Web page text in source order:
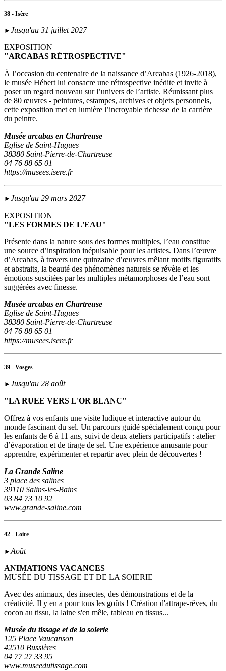
38 - Isère
► Jusqu'au 31 juillet 2027
EXPOSITION
"ARCABAS RÉTROSPECTIVE"
À l’occasion du centenaire de la naissance d’Arcabas (1926-2018),
le musée Hébert lui consacre une rétrospective inédite et invite à
poser un regard nouveau sur l’univers de l’artiste. Réunissant plus
de 80 œuvres - peintures, estampes, archives et objets personnels,
cette exposition met en lumière l’incroyable richesse de la carrière
du peintre.
Musée arcabas en Chartreuse
Eglise de Saint-Hugues
38380 Saint-Pierre-de-Chartreuse
04 76 88 65 01
https://musees.isere.fr
► Jusqu'au 29 mars 2027
EXPOSITION
"LES FORMES DE L'EAU"
Présente dans la nature sous des formes multiples, l’eau constitue
une source d’inspiration inépuisable pour les artistes. Dans l’œuvre
d’Arcabas, à travers une quinzaine d’œuvres mêlant motifs figuratifs
et abstraits, la beauté des phénomènes naturels se révèle et les
émotions suscitées par les multiples métamorphoses de l’eau sont
suggérées avec finesse.
Musée arcabas en Chartreuse
Eglise de Saint-Hugues
38380 Saint-Pierre-de-Chartreuse
04 76 88 65 01
https://musees.isere.fr
39 - Vosges
► Jusqu'au 28 août
"LA RUEE VERS L'OR BLANC"
Offrez à vos enfants une visite ludique et interactive autour du
monde fascinant du sel. Un parcours guidé spécialement conçu pour
les enfants de 6 à 11 ans, suivi de deux ateliers participatifs : atelier
d’évaporation et de tirage de sel. Une expérience amusante pour
apprendre, expérimenter et repartir avec plein de découvertes !
La Grande Saline
3 place des salines
39110 Salins-les-Bains
03 84 73 10 92
www.grande-saline.com
42 - Loire
►Août
ANIMATIONS VACANCES
MUSÉE DU TISSAGE ET DE LA SOIERIE
Avec des animaux, des insectes, des démonstrations et de la
créativité. Il y en a pour tous les goûts ! Création d'attrape-rêves, du
cocon au tissu, la laine s'en mêle, tableau en tissus...
Musée du tissage et de la soierie
125 Place Vaucanson
42510 Bussières
04 77 27 33 95
www.museedutissage.com